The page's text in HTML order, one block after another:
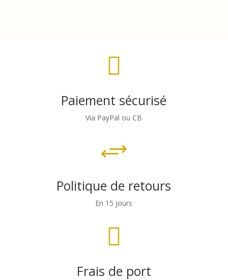

Paiement sécurisé
Via PayPal ou CB
+
Politique de retours
En 15 jours

Frais de port